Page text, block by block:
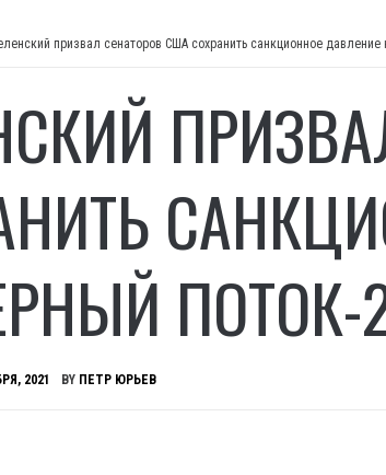
призвал сенаторов США сохранить санкционное давление
ПОТОК-
2021 BY ПЕТР ЮРЬЕВ